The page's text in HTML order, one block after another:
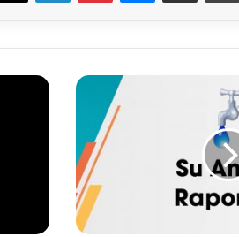
10.12.2020
Analiz
Raporu